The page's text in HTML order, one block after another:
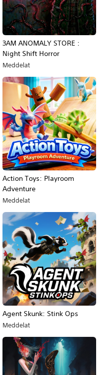
3AM ANOMALY STORE :
Night Shift Horror
Meddelat
Action Toys: Playroom
Adventure
Meddelat
Agent Skunk: Stink Ops
Meddelat